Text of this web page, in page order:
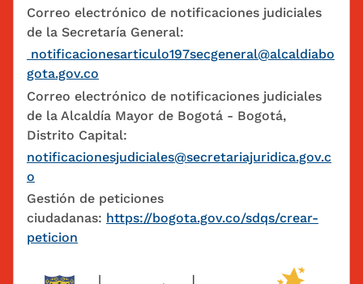
Correo electrónico de notificaciones judiciales
de la Secretaría General:
notificacionesarticulo197secgeneral@alcaldiabo
gota.gov.co
Correo electrónico de notificaciones judiciales
de la Alcaldía Mayor de Bogotá - Bogotá,
Distrito Capital:
notificacionesjudiciales@secretariajuridica.gov.c
o
Gestión de peticiones
ciudadanas: https://bogota.gov.co/sdqs/crear-
peticion